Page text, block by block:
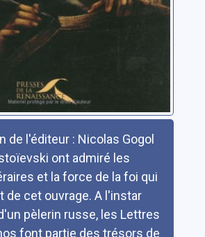
de l'éditeur : Nicolas Gogol
ont admiré les
et la force de la foi qui
de cet ouvrage. A l'instar
pèlerin russe, les Lettres
font partie des trésors de